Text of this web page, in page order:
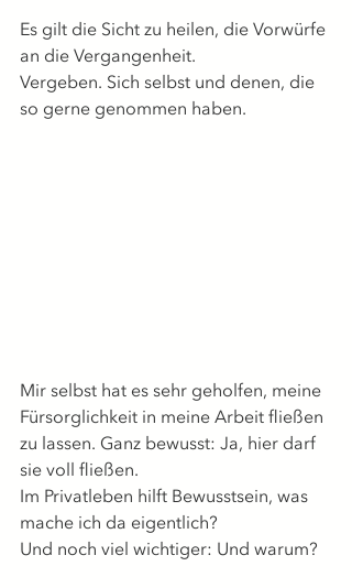
Es gilt die Sicht zu heilen, die Vorwürfe
an die Vergangenheit.
Vergeben. Sich selbst und denen, die
so gerne genommen haben.
Mir selbst hat es sehr geholfen, meine
Fürsorglichkeit in meine Arbeit fließen
zu lassen. Ganz bewusst: Ja, hier darf
sie voll fließen.
Im Privatleben hilft Bewusstsein, was
mache ich da eigentlich?
Und noch viel wichtiger: Und warum?